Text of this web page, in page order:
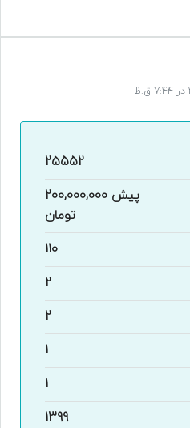
25552
پیش 200,000,000
تومان
110
2
2
1
1
1399